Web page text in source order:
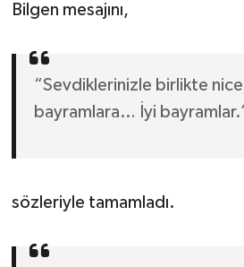
Bilgen mesajını,
“Sevdiklerinizle birlikte
bayramlara… İyi
sözleriyle tamamladı.